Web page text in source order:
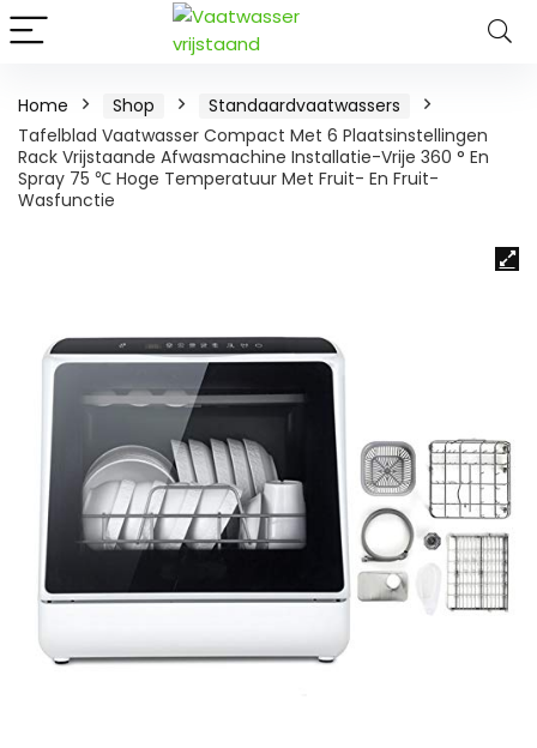
Home Shop
Standaardvaatwassers
Tafelblad Vaatwasser Compact Met 6 Plaatsinstellingen
Rack Vrijstaande Afwasmachine Installatie-Vrije 360 ​​° En
Spray 75 ℃ Hoge Temperatuur Met Fruit- En Fruit-
Wasfunctie